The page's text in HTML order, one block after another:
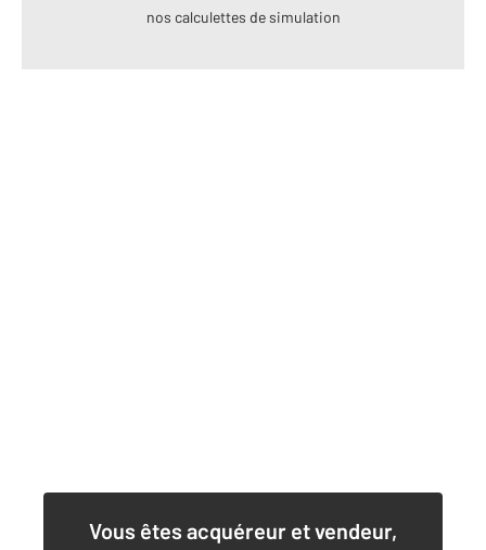
nos calculettes de simulation
Vous êtes acquéreur et vendeur,